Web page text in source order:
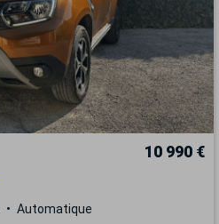
10 990 €
Automatique